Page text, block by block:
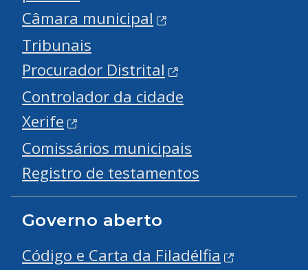
Câmara municipal
Tribunais
Procurador Distrital
Controlador da cidade
Xerife
Comissários municipais
Registro de testamentos
Governo aberto
Código e Carta da Filadélfia